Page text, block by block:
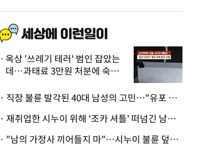
옥상 '쓰레기 테러' 범인 잡았는
데…과태료 3만원 처분에 숙박업
· 직장 불륜 발각된 40대 남성의 고민…"유포 동료 명예훼손·협박죄 고소 가능할까"
· 재취업한 시누이 위해 '조카 셔틀' 떠넘긴 남편…아내 "난 못한다"
· "남의 가정사 끼어들지 마"…시누이 불륜 덮으려는 남편에 억울한 아내